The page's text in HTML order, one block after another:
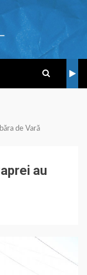
de Vară
au